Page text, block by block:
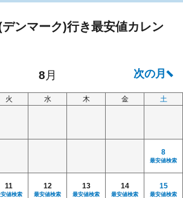
ンマーク)行き最安値カレン
火 水 木 金 土
8
最安値検索
11
値検索
12
最安値検索
13
最安値検索
14
最安値検索
15
最安値検索